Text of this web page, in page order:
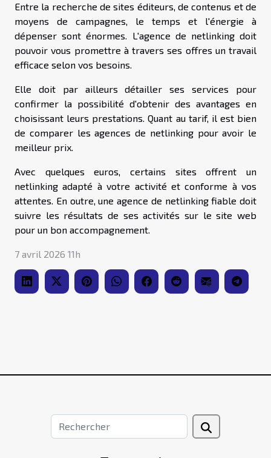
Entre la recherche de sites éditeurs, de contenus et de
moyens de campagnes, le temps et l'énergie à
dépenser sont énormes. L'agence de netlinking doit
pouvoir vous promettre à travers ses offres un travail
efficace selon vos besoins.
Elle doit par ailleurs détailler ses services pour
confirmer la possibilité d'obtenir des avantages en
choisissant leurs prestations. Quant au tarif, il est bien
de comparer les agences de netlinking pour avoir le
meilleur prix.
Avec quelques euros, certains sites offrent un
netlinking adapté à votre activité et conforme à vos
attentes. En outre, une agence de netlinking fiable doit
suivre les résultats de ses activités sur le site web
pour un bon accompagnement.
7 avril 2026 11h